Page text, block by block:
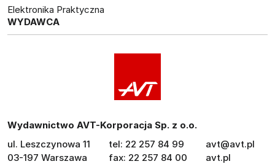
Elektronika Praktyczna
WYDAWCA
Wydawnictwo AVT-Korporacja Sp. z o.o.
ul. Leszczynowa 11
03-197 Warszawa
tel: 22 257 84 99
fax: 22 257 84 00
avt@avt.pl
avt.pl